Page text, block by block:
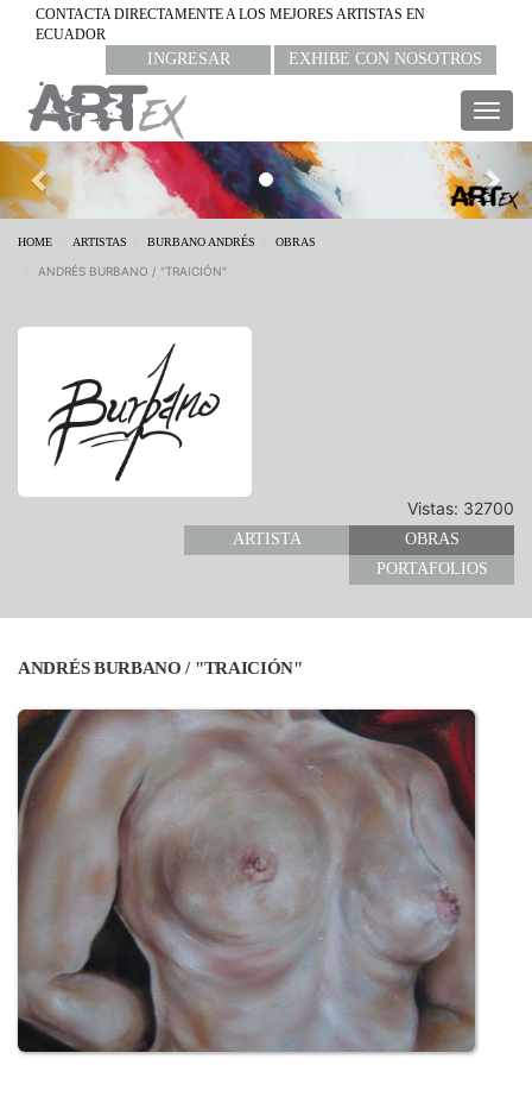
CONTACTA DIRECTAMENTE A LOS MEJORES ARTISTAS EN
ECUADOR
INGRESAR EXHIBE CON NOSOTROS
Previous
HOME ARTISTAS BURBANO ANDRÉS OBRAS
ANDRÉS BURBANO / "TRAICIÓN"
Vistas: 32700
ARTISTA
OBRAS
PORTAFOLIOS
ANDRÉS BURBANO / "TRAICIÓN"